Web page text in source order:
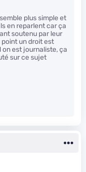
plus simple et
en reparlent car ça
soutenu par leur
un droit est
est journaliste, ça
sur ce sujet